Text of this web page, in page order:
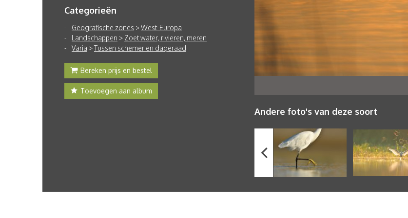
Categorieën
Geografische zones >West-Europa
Landschappen > Zoet water, rivieren, meren
Varia >Tussen schemer en dageraad
Bereken prijs en bestel
Toevoegen aan album
Andere foto's van deze soort